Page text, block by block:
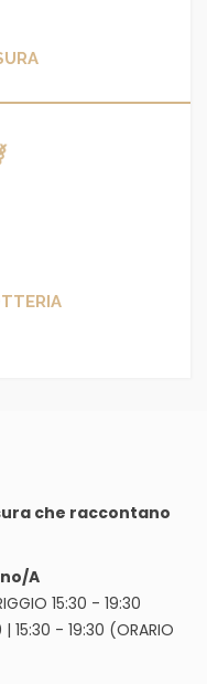
che raccontano
A
15:30 - 19:30
| 15:30 - 19:30 (ORARIO